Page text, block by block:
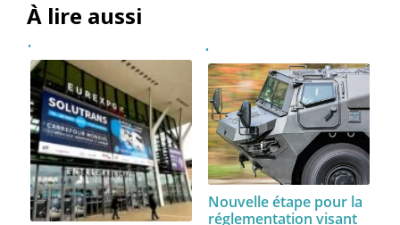
À lire aussi
Nouvelle étape pour la
réglementation visant